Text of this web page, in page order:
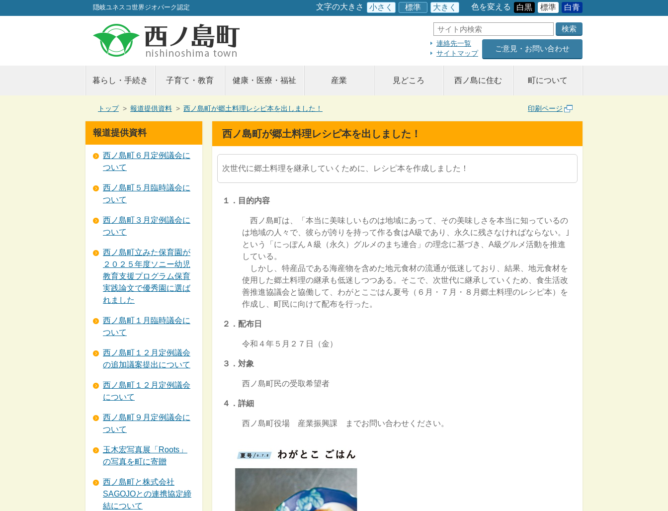
このページの本文へ
隠岐ユネスコ世界ジオパーク認定 文字の大きさ 小さく 標準 大きく 色を変える 白黒 標準 白青
サ
イ
ト
内
検
連絡先一覧
サイトマップ
ご意見・お問い合わせ
暮らし・手続き 子育て・教育 健康・医療・福祉 産業 見どころ 西ノ島に住む 町について
現
の
位
置：
トップ > 報道提供資料 > 西ノ島町が郷土料理レシピ本を出しました！ 印刷ページ
西ノ島町が郷土料理レシピ本を出しました！
次世代に郷土料理を継承していくために、レシピ本を作成しました！
１．目的内容
西ノ島町は、「本当に美味しいものは地域にあって、その美味しさを本当に知っているの
は地域の人々で、彼らが誇りを持って作る食はA級であり、永久に残さなければならない。｣
という「にっぽんＡ級（永久）グルメのまち連合」の理念に基づき、A級グルメ活動を推進
している。
しかし、特産品である海産物を含めた地元食材の流通が低迷しており、結果、地元食材を
使用した郷土料理の継承も低迷しつつある。そこで、次世代に継承していくため、食生活改
善推進協議会と協働して、わがとこごはん夏号（６月・７月・８月郷土料理のレシピ本）を
作成し、町民に向けて配布を行った。
２．配布日
令和４年５月２７日（金）
３．対象
西ノ島町民の受取希望者
４．詳細
西ノ島町役場 産業振興課 までお問い合わせください。
報道提供資料
西ノ島町６月定例議会に
ついて
西ノ島町５月臨時議会に
ついて
西ノ島町３月定例議会に
ついて
西ノ島町立みた保育園が
２０２５年度ソニー幼児
教育支援プログラム保育
実践論文で優秀園に選ば
れました
西ノ島町１月臨時議会に
ついて
西ノ島町１２月定例議会
の追加議案提出について
西ノ島町１２月定例議会
について
西ノ島町９月定例議会に
ついて
玉木宏写真展「Roots」
の写真を町に寄贈
西ノ島町と株式会社
SAGOJOとの連携協定締
結について